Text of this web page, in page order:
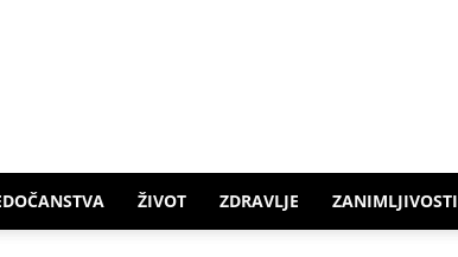
ŽIVOT ZDRAVLJE ZANIMLJIVOSTI